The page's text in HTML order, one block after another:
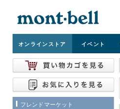
オンラインストア イベント
フレンドマーケット